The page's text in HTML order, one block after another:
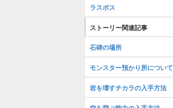
ラスボス
ストーリー関連記事
石碑の場所
モンスター預かり所について
岩を壊すチカラの入手方法